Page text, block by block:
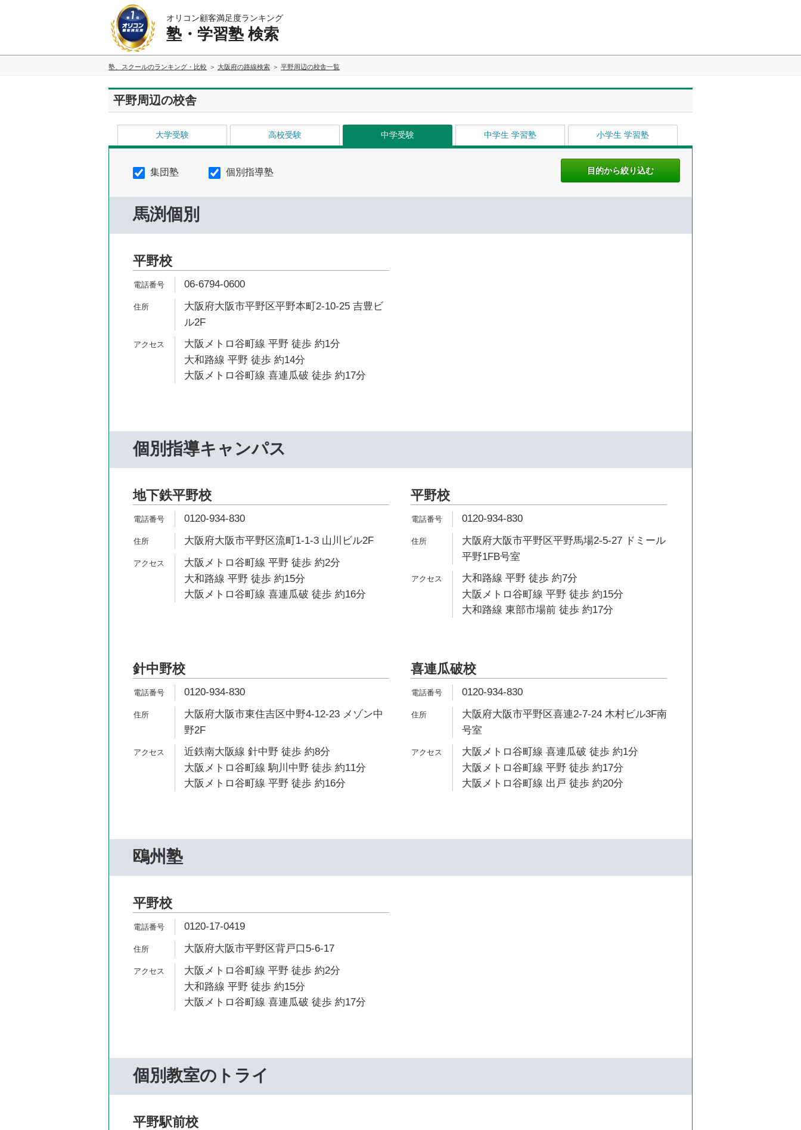
オリコン顧客満足度ランキング
塾・学習塾 検索
塾、スクールのランキング・比較 大阪府の路線検索 平野周辺の校舎一覧
平野周辺の校舎
大学受験 高校受験 中学受験 中学生 学習塾 小学生 学習塾
集団塾 個別指導塾
馬渕個別
平野校
06-6794-0600
大阪府大阪市平野区平野本町2-10-25 吉豊ビ
ル2F
大阪メトロ谷町線 平野 徒歩 約1分
大和路線 平野 徒歩 約14分
大阪メトロ谷町線 喜連瓜破 徒歩 約17分
個別指導キャンパス
地下鉄平野校
0120-934-830
大阪府大阪市平野区流町1-1-3 山川ビル2F
大阪メトロ谷町線 平野 徒歩 約2分
大和路線 平野 徒歩 約15分
大阪メトロ谷町線 喜連瓜破 徒歩 約16分
平野校
0120-934-830
大阪府大阪市平野区平野馬場2-5-27 ドミール
平野1FB号室
大和路線 平野 徒歩 約7分
大阪メトロ谷町線 平野 徒歩 約15分
大和路線 東部市場前 徒歩 約17分
針中野校
0120-934-830
大阪府大阪市東住吉区中野4-12-23 メゾン中
野2F
近鉄南大阪線 針中野 徒歩 約8分
大阪メトロ谷町線 駒川中野 徒歩 約11分
大阪メトロ谷町線 平野 徒歩 約16分
喜連瓜破校
0120-934-830
大阪府大阪市平野区喜連2-7-24 木村ビル3F南
号室
大阪メトロ谷町線 喜連瓜破 徒歩 約1分
大阪メトロ谷町線 平野 徒歩 約17分
大阪メトロ谷町線 出戸 徒歩 約20分
鴎州塾
平野校
0120-17-0419
大阪府大阪市平野区背戸口5-6-17
大阪メトロ谷町線 平野 徒歩 約2分
大和路線 平野 徒歩 約15分
大阪メトロ谷町線 喜連瓜破 徒歩 約17分
個別教室のトライ
平野駅前校